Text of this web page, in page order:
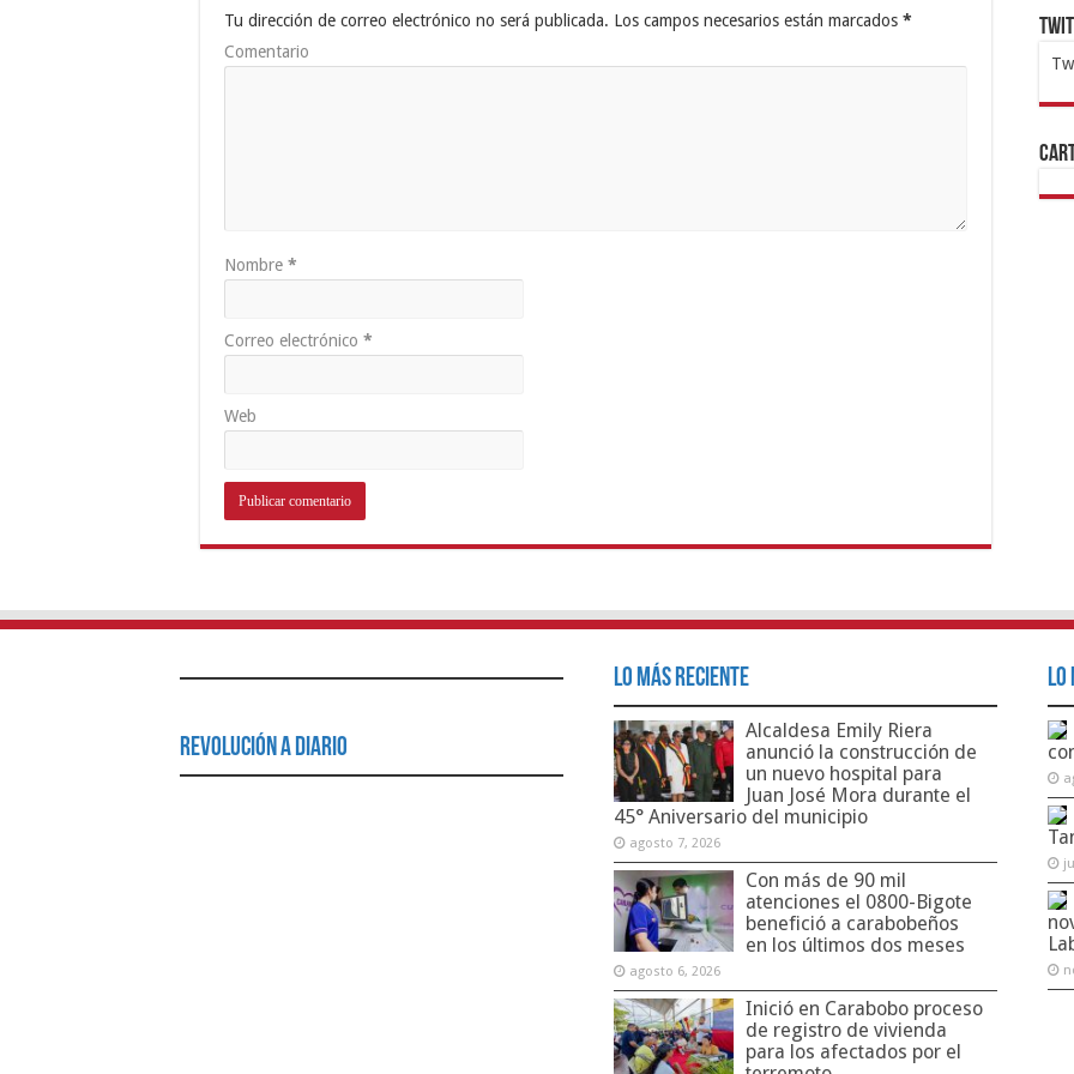
Tu dirección de correo electrónico no será publicada. Los campos necesarios están marcados *
Comentario
Nombre *
Correo electrónico *
Web
Revolución a Diario
Lo Más Reciente
Alcaldesa Emily Riera
anunció la construcción de
un nuevo hospital para
Juan José Mora durante el
45° Aniversario del municipio
agosto 7, 2026
Con más de 90 mil
atenciones el 0800-Bigote
benefició a carabobeños
en los últimos dos meses
agosto 6, 2026
Inició en Carabobo proceso
de registro de vivienda
para los afectados por el
Lo